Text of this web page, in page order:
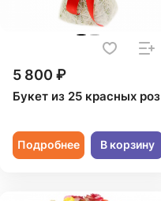
5 800 ₽
Букет из 25 красных роз
Подробнее В корзину